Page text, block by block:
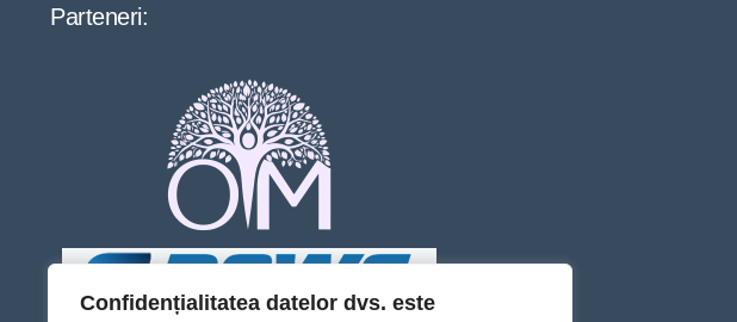
Confidențialitatea datelor dvs. este
Parteneri: